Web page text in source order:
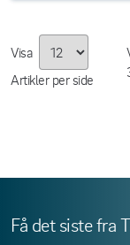
Visa
Artikler per side
Få det siste fra